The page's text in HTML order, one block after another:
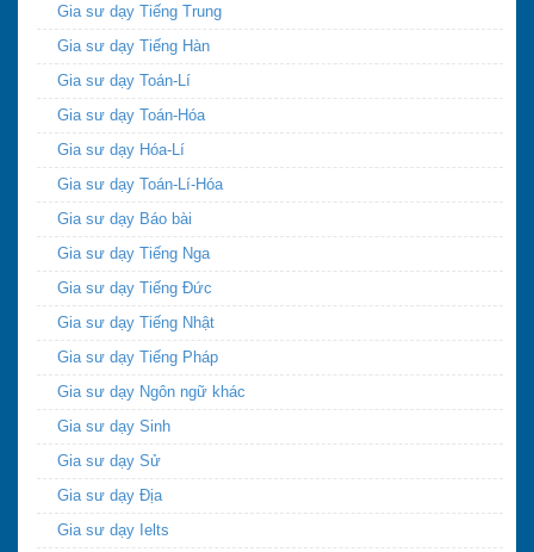
Gia sư dạy Tiếng Trung
Gia sư dạy Tiếng Hàn
Gia sư dạy Toán-Lí
Gia sư dạy Toán-Hóa
Gia sư dạy Hóa-Lí
Gia sư dạy Toán-Lí-Hóa
Gia sư dạy Báo bài
Gia sư dạy Tiếng Nga
Gia sư dạy Tiếng Đức
Gia sư dạy Tiếng Nhật
Gia sư dạy Tiếng Pháp
Gia sư dạy Ngôn ngữ khác
Gia sư dạy Sinh
Gia sư dạy Sử
Gia sư dạy Địa
Gia sư dạy Ielts